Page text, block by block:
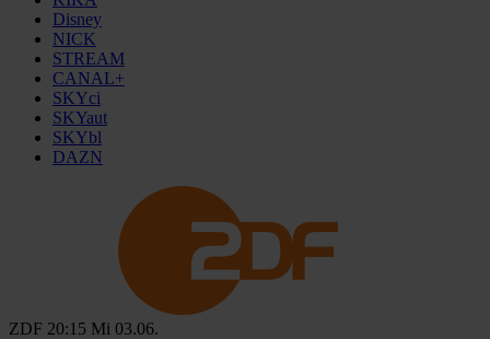
Disney
NICK
STREAM
CANAL+
SKYci
SKYaut
SKYbl
DAZN
ZDF 20:15 Mi 03.06.